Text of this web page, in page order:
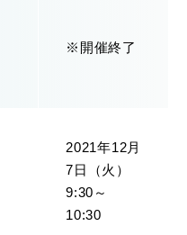
※開催終了
2021年12月
7日（火）
9:30～
10:30